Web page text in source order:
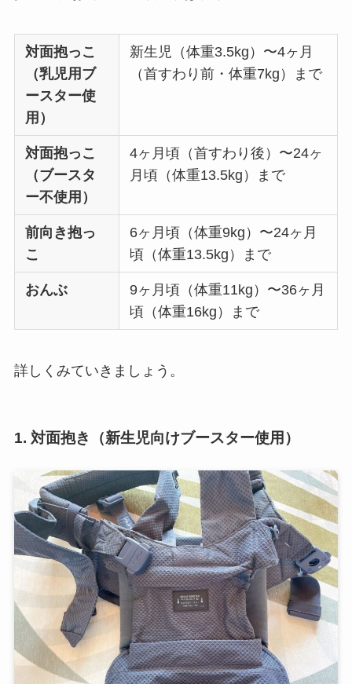
対面抱っこ
（乳児用ブ
ースター使
用）
新生児（体重3.5kg）〜4ヶ月
（首すわり前・体重7kg）まで
対面抱っこ
（ブースタ
ー不使用）
4ヶ月頃（首すわり後）〜24ヶ
月頃（体重13.5kg）まで
前向き抱っ
こ
6ヶ月頃（体重9kg）〜24ヶ月
頃（体重13.5kg）まで
おんぶ
9ヶ月頃（体重11kg）〜36ヶ月
頃（体重16kg）まで
詳しくみていきましょう。
1. 対面抱き（新生児向けブースター使用）